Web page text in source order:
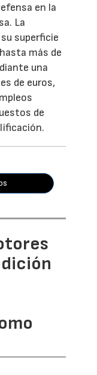
en la
La
superficie
más de
una
de euros,
de